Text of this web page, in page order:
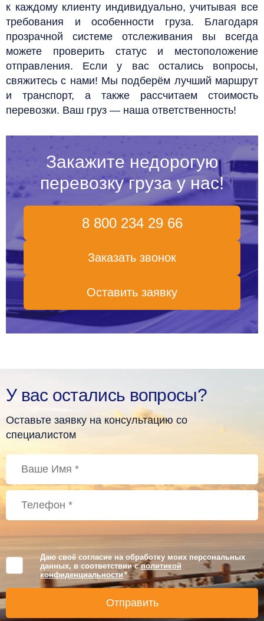
к каждому клиенту индивидуально, учитывая все
требования и особенности груза. Благодаря
прозрачной системе отслеживания вы всегда
можете проверить статус и местоположение
отправления. Если у вас остались вопросы,
свяжитесь с нами! Мы подберём лучший маршрут
и транспорт, а также рассчитаем стоимость
перевозки. Ваш груз — наша ответственность!
Закажите недорогую
перевозку груза у нас!
8 800 234 29 66
Заказать звонок
Оставить заявку
У вас остались вопросы?
Оставьте заявку на консультацию со
специалистом
Даю своё согласие на обработку моих персональных
данных, в соответствии сполитикой
конфиденциальности *